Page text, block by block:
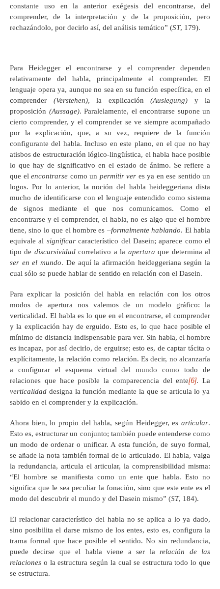
constante uso en la anterior exégesis del encontrarse, del
comprender, de la interpretación y de la proposición, pero
rechazándolo, por decirlo así, del análisis temático” (ST, 179).
Para Heidegger el encontrarse y el comprender dependen
relativamente del habla, principalmente el comprender. El
lenguaje opera ya, aunque no sea en su función específica, en el
comprender (Verstehen), la explicación (Auslegung) y la
proposición (Aussage). Paralelamente, el encontrarse supone un
cierto comprender, y el comprender se ve siempre acompañado
por la explicación, que, a su vez, requiere de la función
configurante del habla. Incluso en este plano, en el que no hay
atisbos de estructuración lógico-lingüística, el habla hace posible
lo que hay de significativo en el estado de ánimo. Se refiere a
que el encontrarse como un permitir ver es ya en ese sentido un
logos. Por lo anterior, la noción del habla heideggeriana dista
mucho de identificarse con el lenguaje entendido como sistema
de signos mediante el que nos comunicamos. Como el
encontrarse y el comprender, el habla, no es algo que el hombre
tiene, sino lo que el hombre es –formalmente hablando. El habla
equivale al significarcaracterístico del Dasein; aparece como el
tipo de discursividadcorrelativo a la aperturaque determina al
ser en el mundo. De aquí la afirmación heideggeriana según la
cual sólo se puede hablar de sentido en relación con el Dasein.
Para explicar la posición del habla en relación con los otros
modos de apertura nos valemos de un modelo gráfico: la
verticalidad. El habla es lo que en el encontrarse, el comprender
y la explicación hay de erguido. Esto es, lo que hace posible el
mínimo de distancia indispensable para ver. Sin habla, el hombre
es incapaz, por así decirlo, de erguirse; esto es, de captar tácita o
explícitamente, la relación como relación. Es decir, no alcanzaría
a configurar el esquema virtual del mundo como todo de
relaciones que hace posible la comparecencia del ente[6]. La
verticalidad designa la función mediante la que se articula lo ya
sabido en el comprender y la explicación.
Ahora bien, lo propio del habla, según Heidegger, es articular.
Esto es, estructurar un conjunto; también puede entenderse como
un modo de ordenar o unificar. A esta función, de suyo formal,
se añade la nota también formal de lo articulado. El habla, valga
la redundancia, articula el articular, la comprensibilidad misma:
“El hombre se manifiesta como un ente que habla. Esto no
significa que le sea peculiar la fonación, sino que este ente es el
modo del descubrir el mundo y del Dasein mismo” (ST, 184).
El relacionar característico del habla no se aplica a lo ya dado,
sino posibilita el darse mismo de los entes, esto es, configura la
trama formal que hace posible el sentido. No sin redundancia,
puede decirse que el habla viene a ser larelación de las
relaciones o la estructura según la cual se estructura todo lo que
se estructura.